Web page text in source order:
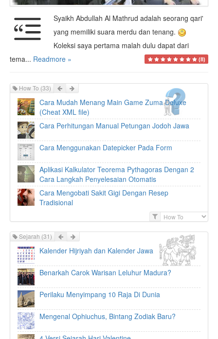
Syaikh Abdullah Al Mathrud adalah seorang qari'
yang memiliki suara merdu dan tenang.
Koleksi saya pertama malah dulu dapat dari
tema... Readmore » (8)
How To (33) Prev
Cara Mudah Menang Main Game Zuma Deluxe
(Cheat XML file)
Cara Perhitungan Manual Petungan Jodoh Jawa
Cara Menggunakan Datepicker Pada Form
Aplikasi Kalkulator Teorema Pythagoras Dengan 2
Cara Langkah Penyelesaian Otomatis
Cara Mengobati Sakit Gigi Dengan Resep
Tradisional
t
e
r
Sejarah (31) Prev
Kalender Hijriyah dan Kalender Jawa
Benarkah Carok Warisan Leluhur Madura?
Perilaku Menyimpang 10 Raja Di Dunia
Mengenal Ophiuchus, Bintang Zodiak Baru?